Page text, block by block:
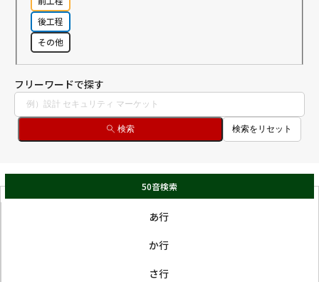
後工程
その他
フリーワードで探す
検索 検索をリセット
50音検索
あ行
か行
さ行